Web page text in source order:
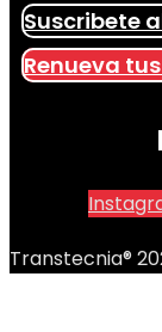
Suscribete
Renueva
Transtecnia®